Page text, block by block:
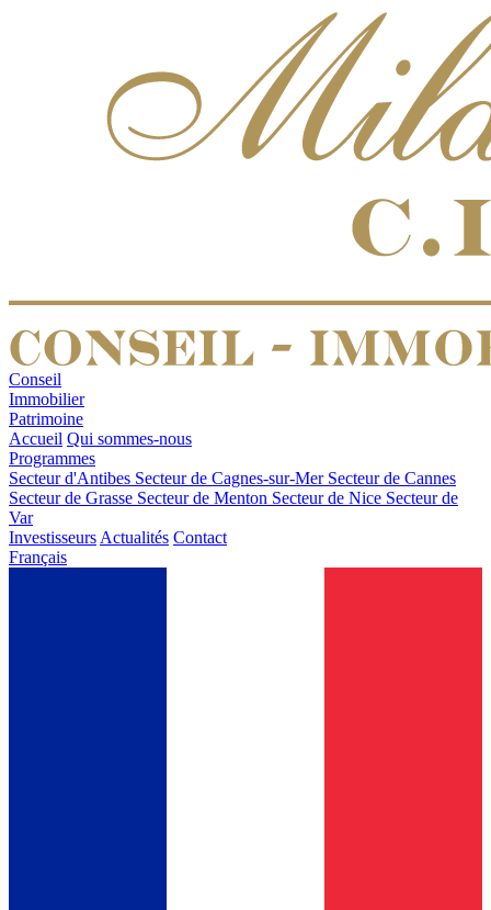
Conseil
Immobilier
Patrimoine
Accueil Qui sommes-nous
Programmes
Secteur d'Antibes Secteur de Cagnes-sur-Mer Secteur de Cannes
Secteur de Grasse Secteur de Menton Secteur de Nice Secteur de
Var
Investisseurs Actualités Contact
Français